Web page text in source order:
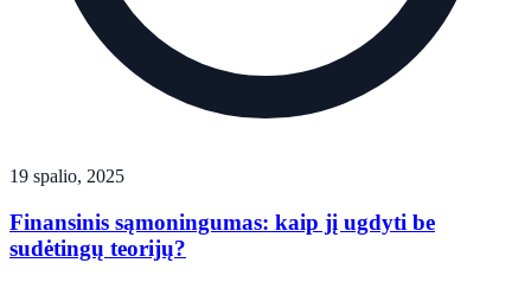
19 spalio, 2025
Finansinis sąmoningumas: kaip jį ugdyti be
sudėtingų teorijų?